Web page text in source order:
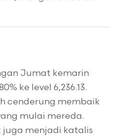
Jumat kemarin
ke level 6,236.13.
cenderung membaik
mulai mereda.
juga menjadi katalis